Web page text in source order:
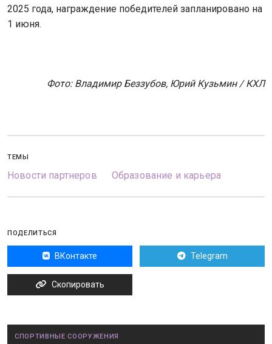
2025 года, награждение победителей запланировано на
1 июня.
Фото: Владимир Беззубов, Юрий Кузьмин / КХЛ
ТЕМЫ
Новости партнеров Образование и карьера
ПОДЕЛИТЬСЯ
ВКонтакте Telegram
Скопировать
СПОРТИВНЫЕ СООРУЖЕНИЯ